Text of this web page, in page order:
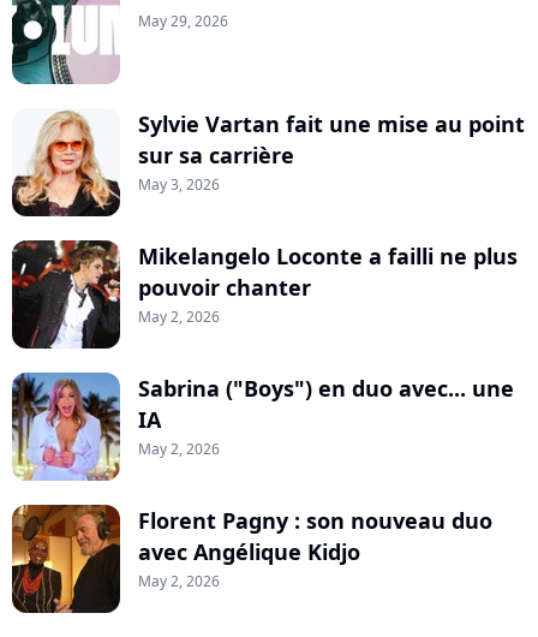
May 29, 2026
Sylvie Vartan fait une mise au point
sur sa carrière
May 3, 2026
Mikelangelo Loconte a failli ne plus
pouvoir chanter
May 2, 2026
Sabrina ("Boys") en duo avec... une
IA
May 2, 2026
Florent Pagny : son nouveau duo
avec Angélique Kidjo
May 2, 2026